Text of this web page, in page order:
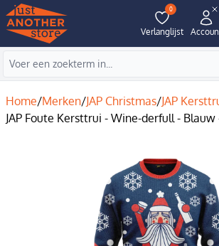
0
Verlanglijst
Home/Merken/JAP Christmas/JAP
JAP Foute Kersttrui - Wine-derfull - Blauw